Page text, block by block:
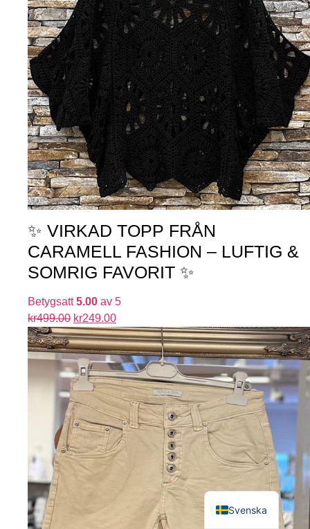
✨ VIRKAD TOPP FRÅN
CARAMELL FASHION – LUFTIG &
SOMRIG FAVORIT ✨
Betygsatt5.00 av 5
kr499.00 kr249.00
Svenska